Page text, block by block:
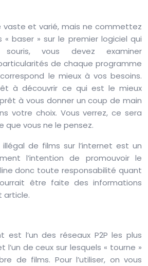
vaste et varié, mais ne commettez
« baser » sur le premier logiciel qui
vous devez examiner
de chaque programme
le mieux à vos besoins.
à découvrir ce qui est le mieux
à vous donner un coup de main
votre choix. Vous verrez, ce sera
que vous ne le pensez.
de films sur l’internet est un
l’intention de promouvoir le
donc toute responsabilité quant
être faite des informations
article.
est l’un des réseaux P2P les plus
l’un de ceux sur lesquels « tourne »
de films. Pour l’utiliser, on vous